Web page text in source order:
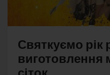
Святкуємо рік
виготовлення